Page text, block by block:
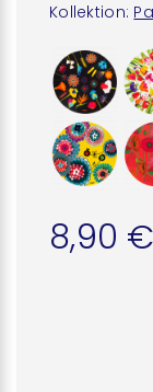
Kollektion:
8,90 €